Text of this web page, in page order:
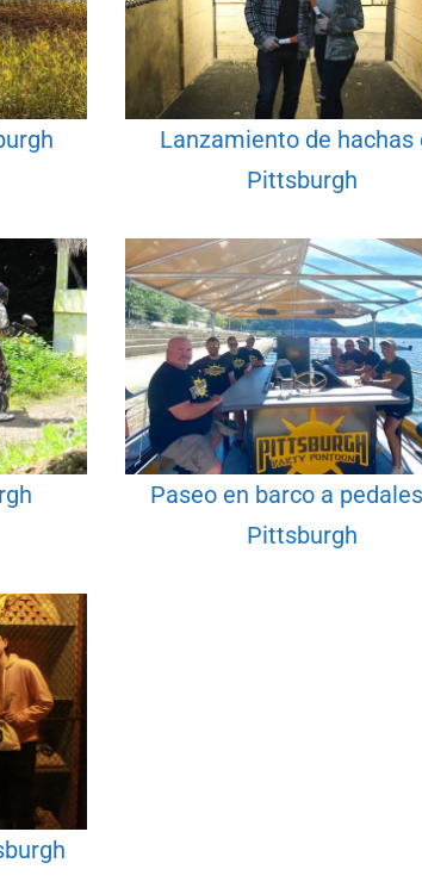
Lanzamiento de hachas
Pittsburgh
Paseo en barco a
Pittsburgh